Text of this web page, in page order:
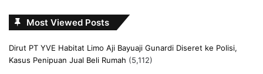
Most Viewed Posts
Dirut PT YVE Habitat Limo Aji Bayuaji Gunardi Diseret ke Polisi,
Kasus Penipuan Jual Beli Rumah (5,112)